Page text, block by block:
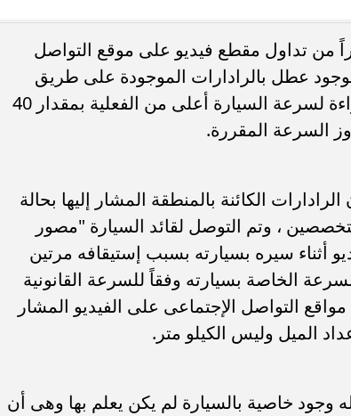
من تداول مقطع فيديو على موقع التواصل
عطل بالرادارات الموجودة على طريق
(مصر / إسكندرية) الصحراوى، حيث إنه يعطى قراءة لسرعة السيارة أعلى من الفعلية بمقدار 40
السرعة المقررة.
أن الواقعة ترجع إلى عام 2018، وأن الرادارات الكائنة بالمنطقة المشار إليها بحالة
، وتم التوصل لقائد السيارة "مصور
أثناء سيره بسيارته بسبب إستيقافه مرتين
الخاصة بسيارته وفقاً للسرعة القانونية
التواصل الإجتماعى على الفيديو المشار
الميل وليس الكيلو متر.
وجود خاصية بالسيارة لم يكن يعلم بها وهى أن